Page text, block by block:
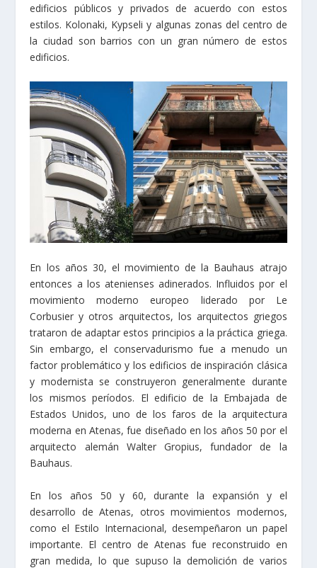
edificios públicos y privados de acuerdo con estos
estilos. Kolonaki, Kypseli y algunas zonas del centro de
la ciudad son barrios con un gran número de estos
edificios.
En los años 30, el movimiento de la Bauhaus atrajo
entonces a los atenienses adinerados. Influidos por el
movimiento moderno europeo liderado por Le
Corbusier y otros arquitectos, los arquitectos griegos
trataron de adaptar estos principios a la práctica griega.
Sin embargo, el conservadurismo fue a menudo un
factor problemático y los edificios de inspiración clásica
y modernista se construyeron generalmente durante
los mismos períodos. El edificio de la Embajada de
Estados Unidos, uno de los faros de la arquitectura
moderna en Atenas, fue diseñado en los años 50 por el
arquitecto alemán Walter Gropius, fundador de la
Bauhaus.
En los años 50 y 60, durante la expansión y el
desarrollo de Atenas, otros movimientos modernos,
como el Estilo Internacional, desempeñaron un papel
importante. El centro de Atenas fue reconstruido en
gran medida, lo que supuso la demolición de varios